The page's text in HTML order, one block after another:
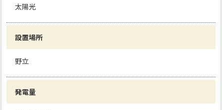
太陽光
設置場所
野立
発電量